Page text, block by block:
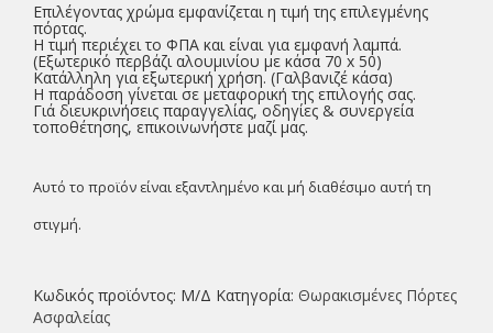
Επιλέγοντας χρώμα εμφανίζεται η τιμή της επιλεγμένης
πόρτας.
Η τιμή περιέχει το ΦΠΑ και είναι για εμφανή λαμπά.
(Εξωτερικό περβάζι αλουμινίου με κάσα 70 x 50)
Κατάλληλη για εξωτερική χρήση. (Γαλβανιζέ κάσα)
Η παράδοση γίνεται σε μεταφορική της επιλογής σας.
Γιά διευκρινήσεις παραγγελίας, οδηγίες & συνεργεία
τοποθέτησης, επικοινωνήστε μαζί μας.
Αυτό το προϊόν είναι εξαντλημένο και μή διαθέσιμο αυτή τη
στιγμή.
Κωδικός προϊόντος: Μ/Δ Κατηγορία: Θωρακισμένες Πόρτες
Ασφαλείας